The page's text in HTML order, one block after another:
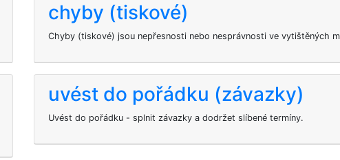
chyby (tiskové)
Chyby (tiskové) jsou nepřesnosti nebo nesprávnosti ve vytištěných
uvést do pořádku (závazky)
Uvést do pořádku - splnit závazky a dodržet slíbené termíny.